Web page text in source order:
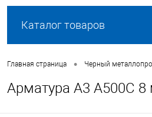
Каталог товаров
Главная страница • Черный
Арматура А3 А500С